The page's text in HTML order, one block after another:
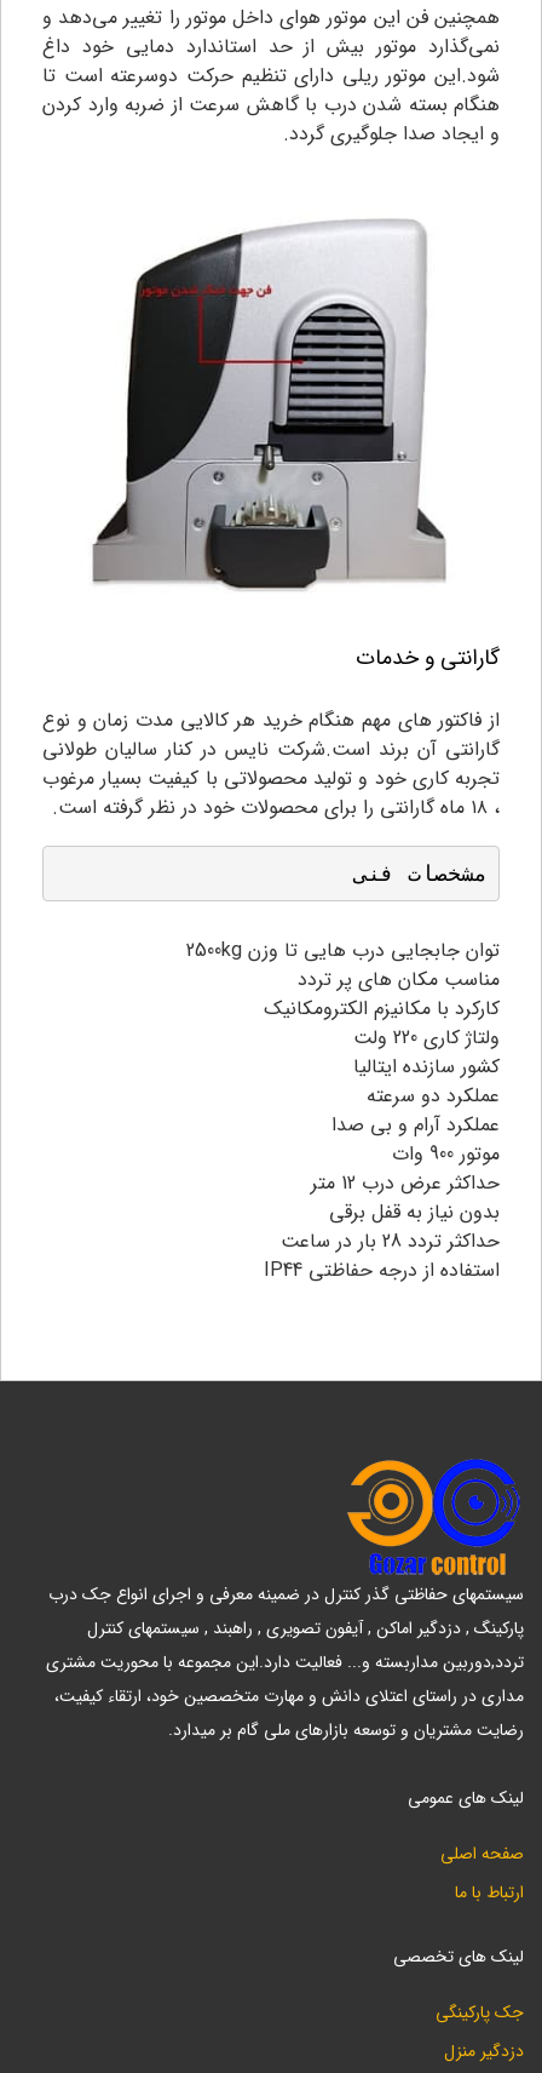
همچنین فن این موتور هوای داخل موتور را تغییر می‌دهد و
نمی‌گذارد موتور بیش از حد استاندارد دمایی خود داغ
شود.این موتور ریلی دارای تنظیم حرکت دوسرعته است تا
هنگام بسته شدن درب با گاهش سرعت از ضربه وارد کردن
و ایجاد صدا جلوگیری گردد.
گارانتی و خدمات
از فاکتور های مهم هنگام خرید هر کالایی مدت زمان و نوع
گارانتی آن برند است.شرکت نایس در کنار سالیان طولانی
تجربه کاری خود و تولید محصولاتی با کیفیت بسیار مرغوب
، ۱۸ ماه گارانتی را برای محصولات خود در نظر گرفته است.
مشخصات فنی
توان جابجایی درب هایی تا وزن 2500kg
مناسب مکان های پر تردد
کارکرد با مکانیزم الکترومکانیک
ولتاژ کاری 220 ولت
کشور سازنده ایتالیا
عملکرد دو سرعته
عملکرد آرام و بی صدا
موتور 900 وات
حداکثر عرض درب 12 متر
بدون نیاز به قفل برقی
حداکثر تردد 28 بار در ساعت
استفاده از درجه حفاظتی IP44
سیستمهای حفاظتی گذر کنترل در ضمینه معرفی و اجرای انواع جک درب
پارکینگ , دزدگیر اماکن , آیفون تصویری , راهبند , سیستمهای کنترل
تردد,دوربین مداربسته و... فعالیت دارد.این مجموعه با محوریت مشتری
مداری در راستای اعتلای دانش و مهارت متخصصین خود، ارتقاء کیفیت،
رضایت مشتریان و توسعه بازارهای ملی گام بر میدارد.
لینک های عمومی
صفحه اصلی
ارتباط با ما
لینک های تخصصی
جک پارکینگی
دزدگیر منزل